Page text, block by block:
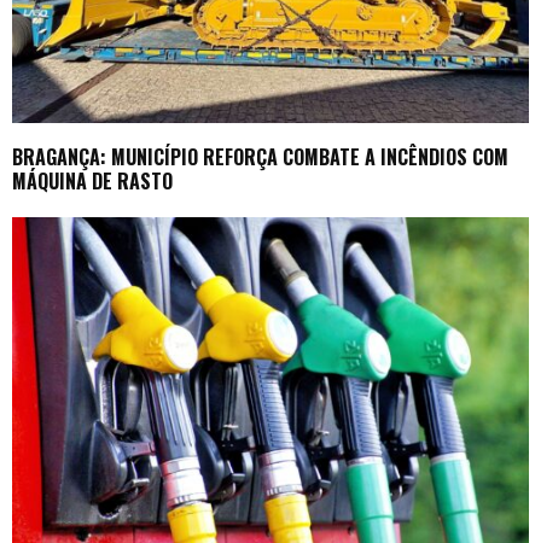
BRAGANÇA: MUNICÍPIO REFORÇA COMBATE A INCÊNDIOS COM
MÁQUINA DE RASTO